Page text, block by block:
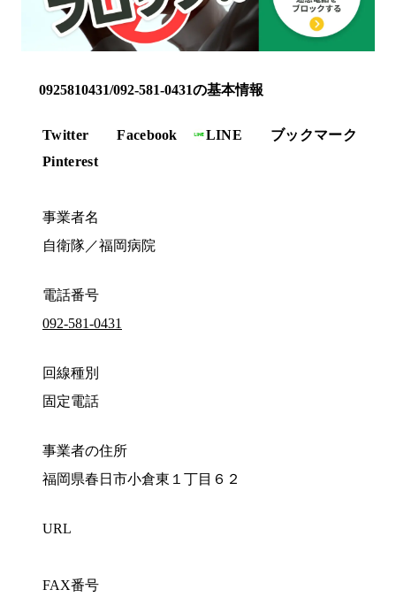
0925810431/092-581-0431の基本情報
Twitter Facebook LINE
ブックマーク
Pinterest
事業者名
自衛隊／福岡病院
電話番号
092-581-0431
回線種別
固定電話
事業者の住所
福岡県春日市小倉東１丁目６２
URL
FAX番号